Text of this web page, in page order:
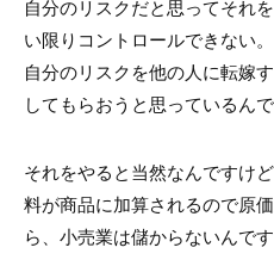
自分のリスクだと思ってそれ
い限りコントロールできない
自分のリスクを他の人に転嫁
してもらおうと思っているんで
それをやると当然なんですけ
料が商品に加算されるので原
ら、小売業は儲からないんです